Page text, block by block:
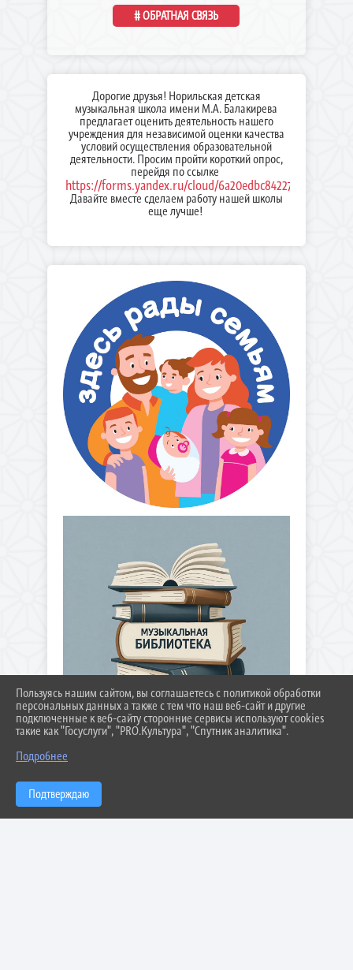
# ОБРАТНАЯ СВЯЗЬ
Дорогие друзья! Норильская детская
музыкальная школа имени М.А. Балакирева
предлагает оценить деятельность нашего
учреждения для независимой оценки качества
условий осуществления образовательной
деятельности. Просим пройти короткий опрос,
перейдя по ссылке
https://forms.yandex.ru/cloud/
Давайте вместе сделаем работу нашей школы
еще лучше!
Пользуясь нашим сайтом, вы соглашаетесь с политикой обработки
персональных данных а также с тем что наш веб-сайт и другие
подключенные к веб-сайту сторонние сервисы используют cookies
такие как "Госуслуги", "PRO.Культура", "Спутник аналитика".
Подробнее
Подтверждаю